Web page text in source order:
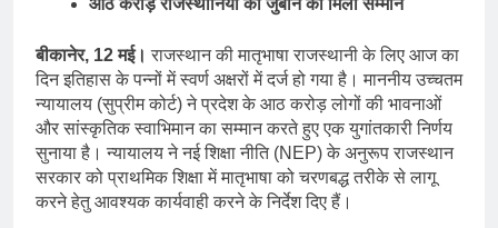
बीकानेर, 12 मई। राजस्थान की मातृभाषा राजस्थानी के लिए आज का
दिन इतिहास के पन्नों में स्वर्ण अक्षरों में दर्ज हो गया है। माननीय उच्चतम
न्यायालय (सुप्रीम कोर्ट) ने प्रदेश के आठ करोड़ लोगों की भावनाओं
और सांस्कृतिक स्वाभिमान का सम्मान करते हुए एक युगांतकारी निर्णय
सुनाया है। न्यायालय ने नई शिक्षा नीति (NEP) के अनुरूप राजस्थान
सरकार को प्राथमिक शिक्षा में मातृभाषा को चरणबद्ध तरीके से लागू
करने हेतु आवश्यक कार्यवाही करने के निर्देश दिए हैं।